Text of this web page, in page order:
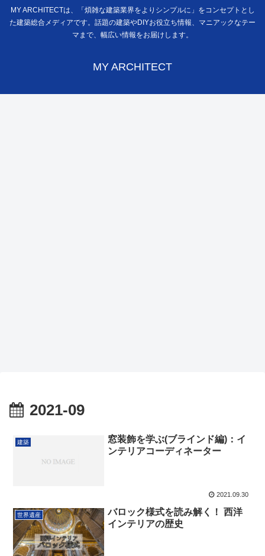
MY ARCHITECTは、「煩雑な建築業界をよりシンプルに」をコンセプトとし
た建築総合メディアです。話題の建築やDIYお役立ち情報、マニアックなテー
マまで、幅広い情報をお届けします。
MY ARCHITECT
2021-09
建築
窓装飾を学ぶ(ブラインド編)：イ
ンテリアコーディネーター
2021.09.30
世界遺産
バロック様式を読み解く！ 西洋
インテリアの歴史